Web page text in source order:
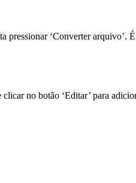
pressionar ‘Converter arquivo’.
no botão ‘Editar’ para